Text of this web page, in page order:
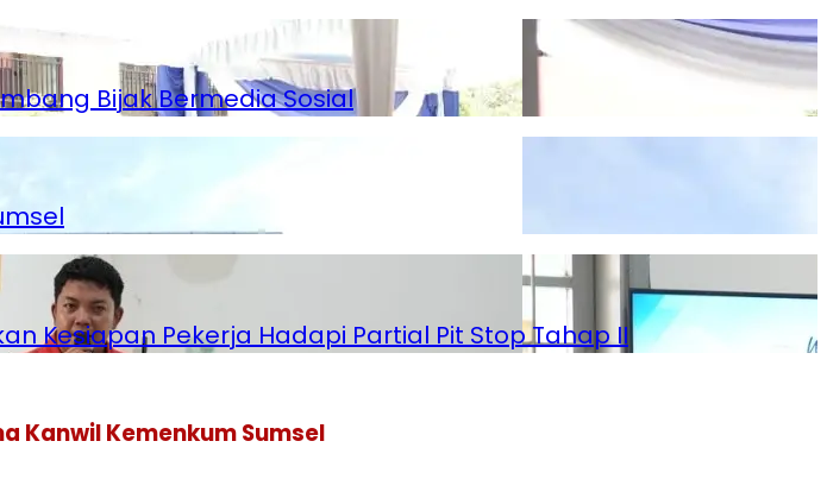
Bijak Bermedia Sosial
Kesiapan Pekerja Hadapi Partial Pit Stop Tahap II
Kanwil Kemenkum Sumsel